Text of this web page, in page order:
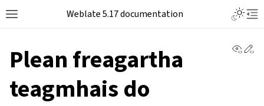
Weblate 5.17 documentation
Plean freagartha
teagmhais do